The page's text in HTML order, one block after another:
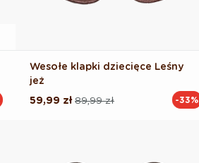
Wesołe klapki dziecięce Leśny
jeż
Cena
89,99 zł
Cena
59,99 zł -33%